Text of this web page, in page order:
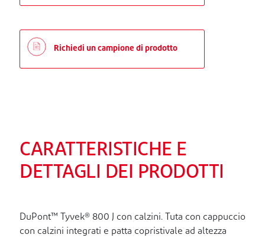
Richiedi un campione di prodotto
CARATTERISTICHE E
DETTAGLI DEI PRODOTTI
DuPont™ Tyvek® 800 J con calzini. Tuta con cappuccio
con calzini integrati e patta copristivale ad altezza